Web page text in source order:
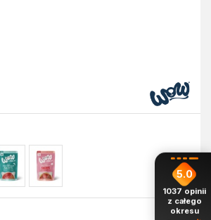
5.0
1037 opinii
z całego
okresu